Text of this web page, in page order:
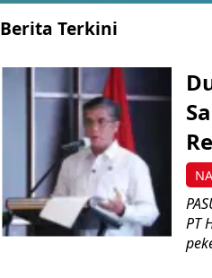
Berita Terkini
PT